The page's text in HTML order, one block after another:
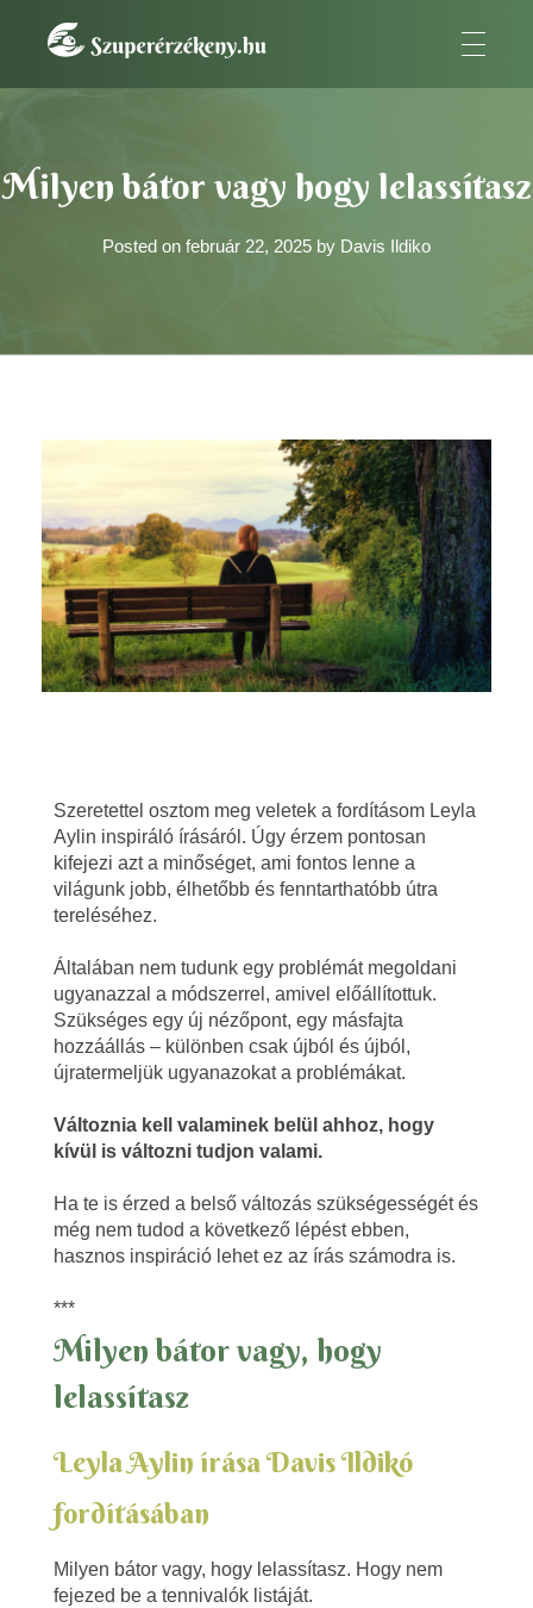
Milyen bátor vagy hogy lelassítasz
Posted on február 22, 2025 by Davis Ildiko
y
e
n
b
á
o
v
a
h
o
Szeretettel osztom meg veletek a fordításom Leyla
Aylin inspiráló írásáról. Úgy érzem pontosan
kifejezi azt a minőséget, ami fontos lenne a
világunk jobb, élhetőbb és fenntarthatóbb útra
tereléséhez.
Általában nem tudunk egy problémát megoldani
ugyanazzal a módszerrel, amivel előállítottuk.
Szükséges egy új nézőpont, egy másfajta
hozzáállás – különben csak újból és újból,
újratermeljük ugyanazokat a problémákat.
Változnia kell valaminek belül ahhoz, hogy
kívül is változni tudjon valami.
Ha te is érzed a belső változás szükségességét és
még nem tudod a következő lépést ebben,
hasznos inspiráció lehet ez az írás számodra is.
***
Milyen bátor vagy, hogy
lelassítasz
Leyla Aylin írása Davis Ildikó
fordításában
Milyen bátor vagy, hogy lelassítasz. Hogy nem
fejezed be a tennivalók listáját.